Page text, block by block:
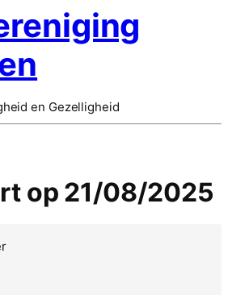
en Gezelligheid
op 21/08/2025